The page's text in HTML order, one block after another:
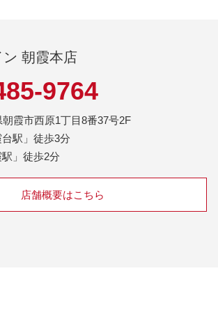
朝霞本店
9764
霞市西原1丁目8番37号2F
駅」徒歩3分
」徒歩2分
店舗概要はこちら